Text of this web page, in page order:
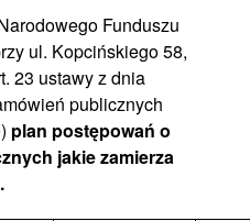
Funduszu
ul. Kopcińskiego 58,
23 ustawy z dnia
publicznych
plan postępowań o
jakie zamierza